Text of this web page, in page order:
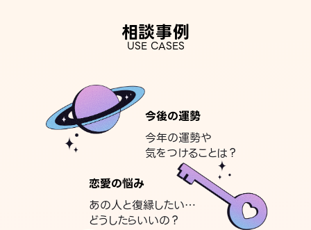
相談事例
USE CASES
今後の運勢
今年の運勢や
気をつけることは？
恋愛の悩み
あの人と復縁したい…
どうしたらいいの？